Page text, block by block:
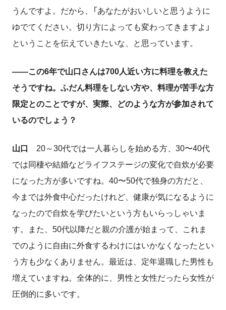
うんですよ。だから、「あなたがおいしいと思うように
ゆでてください。切り方によっても変わってきますよ」
ということを伝えていきたいな、と思っています。
――この6年で山口さんは700人近い方に料理を教えた
そうですね。 ふだん料理をしない方や、料理が苦手な方
限定とのことですが、実際、どのような方が参加されて
いるのでしょう？
山口 20～30代では一人暮らしを始める方、 30〜40代
では同棲や結婚などライフステージの変化で自炊が必要
になった方が多いですね。 40〜50代で独身の方だと、
今までは外食中心だったけれど、健康が気になるように
なったので自炊を学びたいという方もいらっしゃいま
す。また、 50代以降だと親の介護が始まって、これま
でのように自由に外食するわけにはいかなくなったとい
う方も少なくありません。最近は、 定年退職した男性も
増えていますね。全体的に、男性と女性だったら女性が
圧倒的に多いです。